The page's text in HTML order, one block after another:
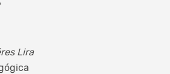
Lira